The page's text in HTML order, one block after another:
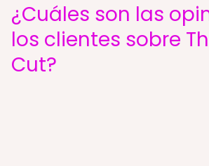
¿Cuáles son las
los clientes sobre
Cut?